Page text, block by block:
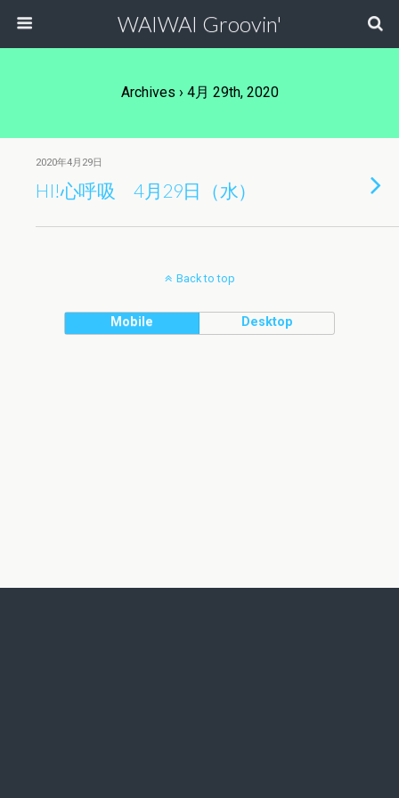
WAIWAI Groovin'
Archives › 4月 29th, 2020
2020年4月29日
HI!心呼吸 4月29日（水）
Back to top
Mobile Desktop